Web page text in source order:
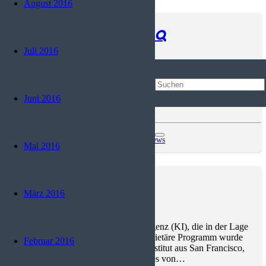
August 2016
Juli 2016
Juni 2016
Mai 2016
März 2016
Februar 2016
von Google entwickelter KI-basierter, multimodaler Chatbot. Er
wurde als direkte Reaktion auf den Erfolg von OpenAIs
ChatGPT entwickelt und im März…
Trends and News
Midjourney ist eine Künstliche Intelligenz (KI), die in der Lage
ist, KI-Kunst zu erschaffen. Das proprietäre Programm wurde
von dem gleichnamigen Forschungsinstitut aus San Francisco,
Kalifornien, USA, geschaffen, welches von…